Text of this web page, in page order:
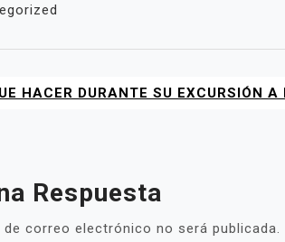
HACER DURANTE SU EXCURSIÓN
Respuesta
correo electrónico no será publicada.